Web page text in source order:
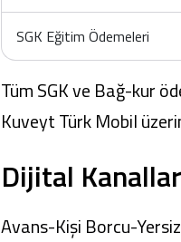
SGK Eğitim Ödemeleri
Tüm SGK ve Bağ-kur
Kuveyt Türk Mobil
Dijital
Avans-Kişi Borcu-